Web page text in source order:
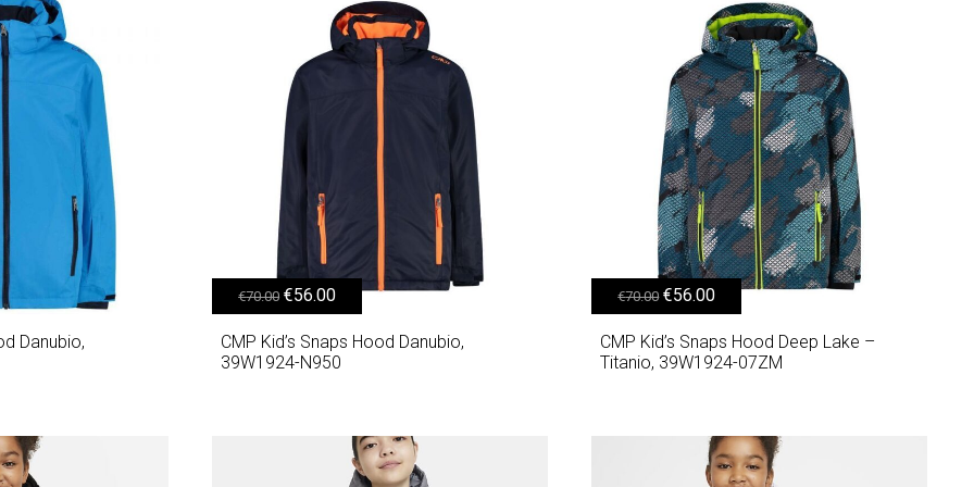
Danubio,
€70.00 Original price was: €70.00.
€56.00Η τρέχουσα τιμή είναι: €56.00.
CMP Kid’s Snaps Hood Danubio,
39W1924-N950
€70.00 Original price was: €70.00.
€56.00Η τρέχουσα τιμή είναι: €56.00.
CMP Kid’s Snaps Hood Deep Lake –
Titanio, 39W1924-07ZM